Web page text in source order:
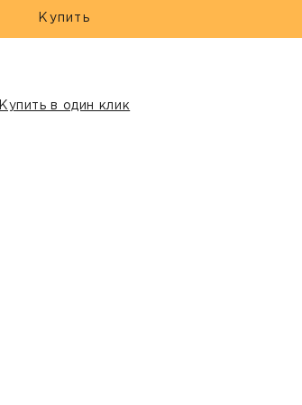
Купить
Купить в один клик